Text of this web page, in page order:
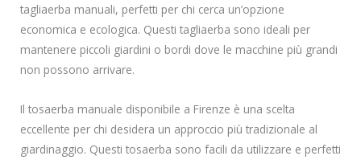
tagliaerba manuali, perfetti per chi cerca un’opzione
economica e ecologica. Questi tagliaerba sono ideali per
mantenere piccoli giardini o bordi dove le macchine più grandi
non possono arrivare.
Il tosaerba manuale disponibile a Firenze è una scelta
eccellente per chi desidera un approccio più tradizionale al
giardinaggio. Questi tosaerba sono facili da utilizzare e perfetti